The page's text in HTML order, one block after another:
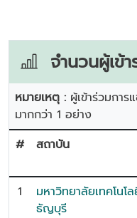
จำนวนผู้เข้า
หมายเหตุ : ผู้เข้าร่วมกา
มากกว่า 1 อย่าง
#
สถาบัน
1
มหาวิทยาลัยเทคโนโ
ธัญบุรี